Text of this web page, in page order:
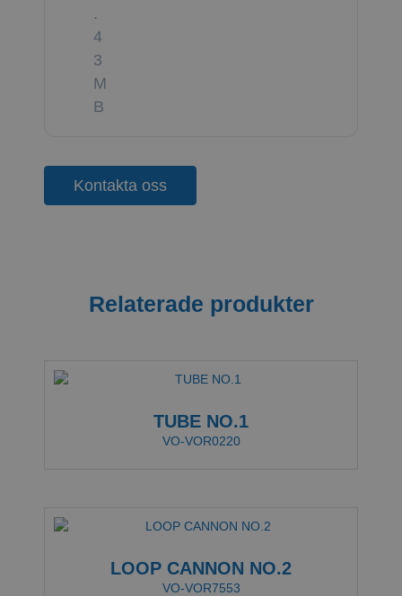
.
4
3
M
B
Kontakta oss
Relaterade produkter
TUBE NO.1
VO-VOR0220
LOOP CANNON NO.2
VO-VOR7553